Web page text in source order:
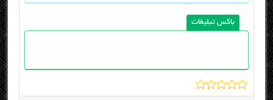
باکس تبلیغات